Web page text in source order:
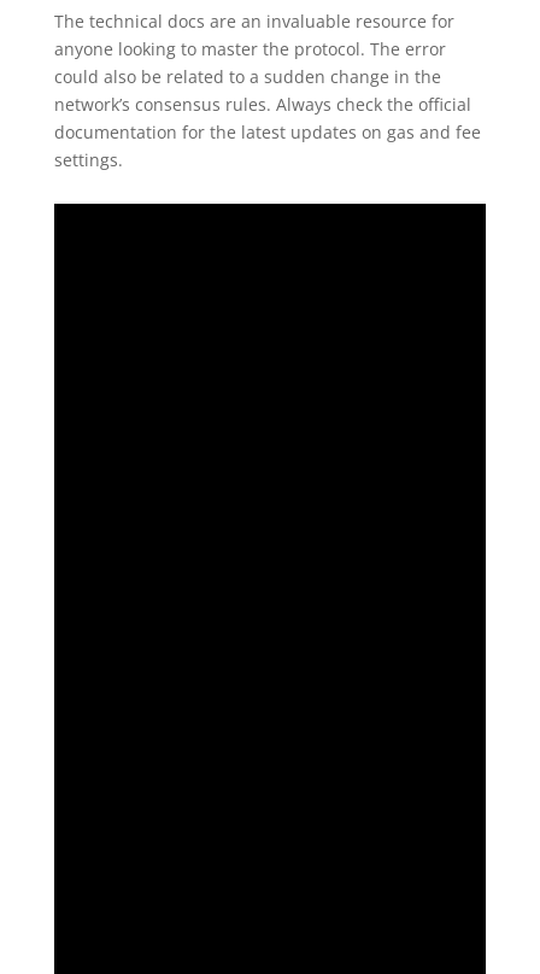
The technical docs are an invaluable resource for
anyone looking to master the protocol. The error
could also be related to a sudden change in the
network’s consensus rules. Always check the official
documentation for the latest updates on gas and fee
settings.